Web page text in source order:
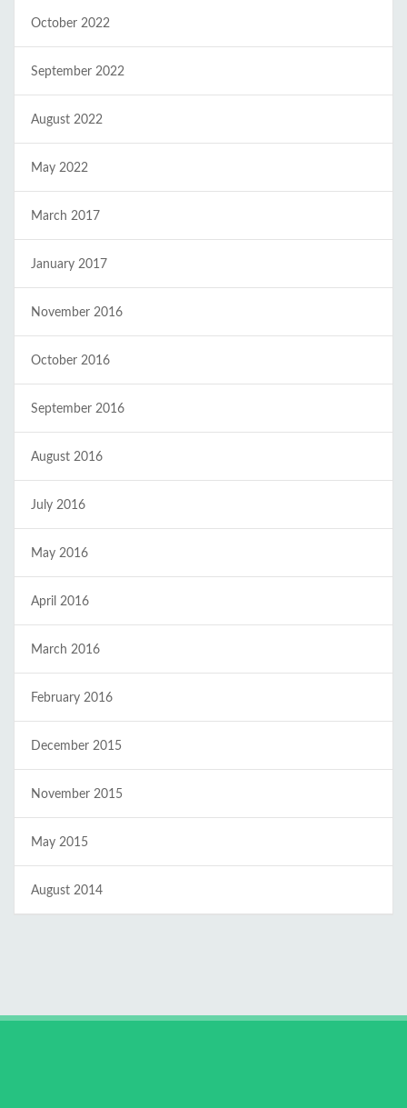
October 2022
September 2022
August 2022
May 2022
March 2017
January 2017
November 2016
October 2016
September 2016
August 2016
July 2016
May 2016
April 2016
March 2016
February 2016
December 2015
November 2015
May 2015
August 2014